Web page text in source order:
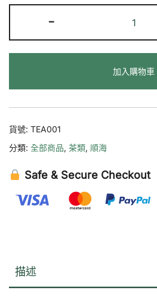
-
武
普
茶
（生
茶）
加入購物車
貨號: TEA001
分類: 全部商品, 茶類, 順海
Safe & Secure Checkout
描述